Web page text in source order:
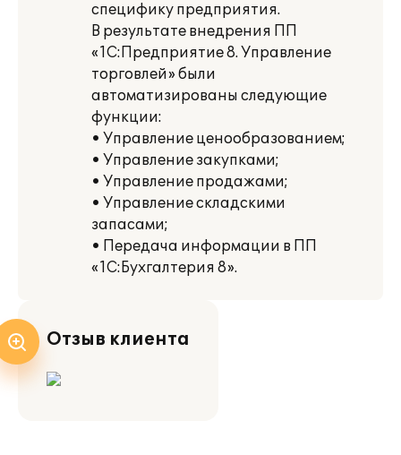
специфику предприятия.
В результате внедрения ПП
«1С:Предприятие 8. Управление
торговлей» были
автоматизированы следующие
функции:
• Управление ценообразованием;
• Управление закупками;
• Управление продажами;
• Управление складскими
запасами;
• Передача информации в ПП
«1С:Бухгалтерия 8».
Отзыв клиента